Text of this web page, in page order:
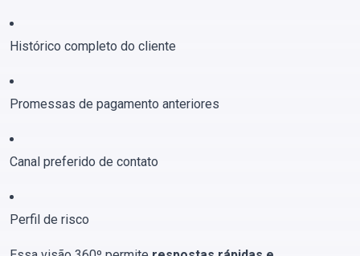
Histórico completo do cliente
Promessas de pagamento anteriores
Canal preferido de contato
Perfil de risco